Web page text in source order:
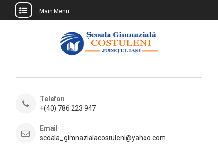
Main Menu
Telefon
+(40) 786 223 947
Email
scoala_gimnazialacostuleni@yahoo.com